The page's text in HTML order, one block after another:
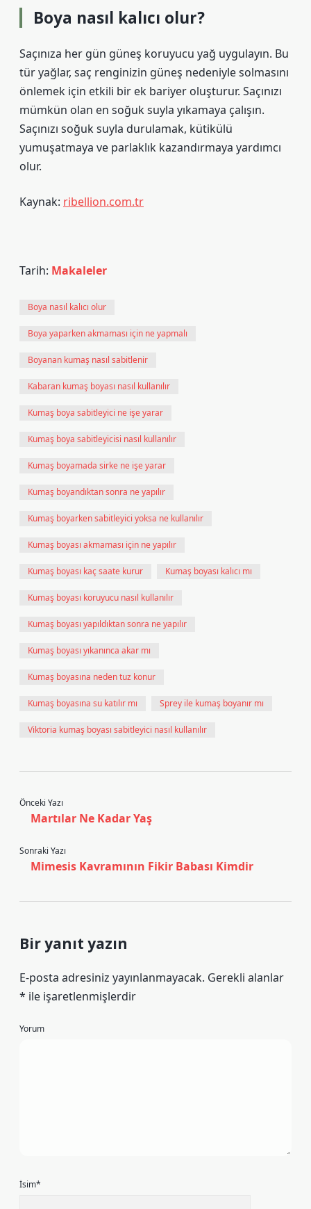
Boya nasıl kalıcı olur?
Saçınıza her gün güneş koruyucu yağ uygulayın. Bu
tür yağlar, saç renginizin güneş nedeniyle solmasını
önlemek için etkili bir ek bariyer oluşturur. Saçınızı
mümkün olan en soğuk suyla yıkamaya çalışın.
Saçınızı soğuk suyla durulamak, kütikülü
yumuşatmaya ve parlaklık kazandırmaya yardımcı
olur.
Kaynak: ribellion.com.tr
Tarih: Makaleler
Boya nasıl kalıcı olur
Boya yaparken akmaması için ne yapmalı
Boyanan kumaş nasıl sabitlenir
Kabaran kumaş boyası nasıl kullanılır
Kumaş boya sabitleyici ne işe yarar
Kumaş boya sabitleyicisi nasıl kullanılır
Kumaş boyamada sirke ne işe yarar
Kumaş boyandıktan sonra ne yapılır
Kumaş boyarken sabitleyici yoksa ne kullanılır
Kumaş boyası akmaması için ne yapılır
Kumaş boyası kaç saate kurur Kumaş boyası kalıcı mı
Kumaş boyası koruyucu nasıl kullanılır
Kumaş boyası yapıldıktan sonra ne yapılır
Kumaş boyası yıkanınca akar mı
Kumaş boyasına neden tuz konur
Kumaş boyasına su katılır mı Sprey ile kumaş boyanır mı
Viktoria kumaş boyası sabitleyici nasıl kullanılır
Önceki Yazı
Martılar Ne Kadar Yaş
Sonraki Yazı
Mimesis Kavramının Fikir Babası Kimdir
Bir yanıt yazın
E-posta adresiniz yayınlanmayacak. Gerekli alanlar
* ile işaretlenmişlerdir
Yorum
İsim*